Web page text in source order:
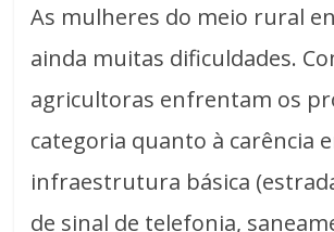
As mulheres do meio rural
ainda muitas dificuldades.
agricultoras enfrentam os
categoria quanto à carência
infraestrutura básica
de sinal de telefonia,